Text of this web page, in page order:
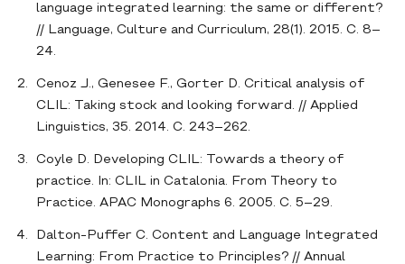
language integrated learning: the same or different?
// Language, Culture and Curriculum, 28(1). 2015. С. 8–
24.
Cenoz J., Genesee F., Gorter D. Critical analysis of
CLIL: Taking stock and looking forward. // Applied
Linguistics, 35. 2014. С. 243–262.
Coyle D. Developing CLIL: Towards a theory of
practice. In: CLIL in Catalonia. From Theory to
Practice. APAC Monographs 6. 2005. С. 5–29.
Dalton-Puffer C. Content and Language Integrated
Learning: From Practice to Principles? // Annual